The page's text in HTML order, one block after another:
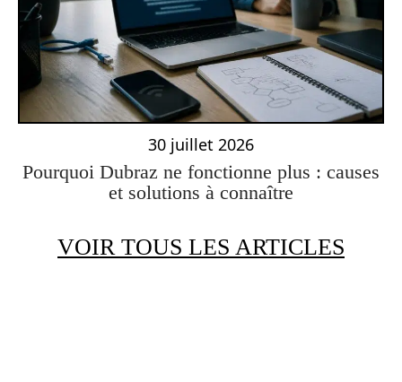
30 juillet 2026
Pourquoi Dubraz ne fonctionne plus : causes
et solutions à connaître
VOIR TOUS LES ARTICLES